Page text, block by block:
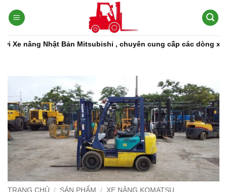
qua
dungNhật Bản Mitsubishi , chuyên cung cấp các dòng xe nâng,
TRANG CHỦ / SẢN PHẨM / XE NÂNG KOMATSU